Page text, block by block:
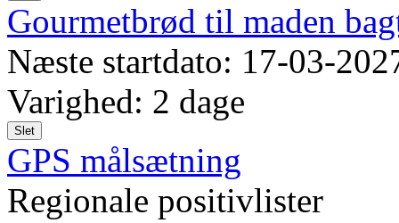
Gourmetbrød til maden
Næste startdato: 17-03-
Varighed: 2 dage
Slet
GPS målsætning
Regionale positivlister